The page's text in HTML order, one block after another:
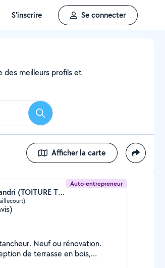
S'inscrire Se connecter
des meilleurs profils et
Rechercher
Afficher la carte
Auto-entrepreneur
Thomas Sandri (TOITURE THOMAS)
Neuf ou rénovation.
de terrasse en bois,